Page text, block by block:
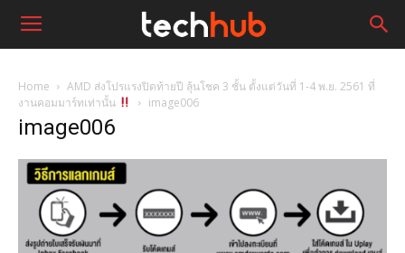
Home
AMD ส่งโปรแรงปิดท้ายปี ลุ้นโชค 3 ชั้น ตั้งแต่วันที่ 1-4 พ.ย. 2561 ที่
งานคอมมาร์ทเท่านั้น
image006
image006